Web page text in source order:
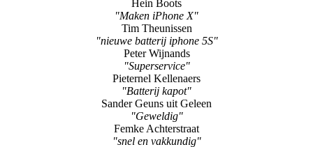
Hein Boots
"Maken iPhone X"
Tim Theunissen
"nieuwe batterij iphone 5S"
Peter Wijnands
"Superservice"
Pieternel Kellenaers
"Batterij kapot"
Sander Geuns uit Geleen
"Geweldig"
Femke Achterstraat
"snel en vakkundig"